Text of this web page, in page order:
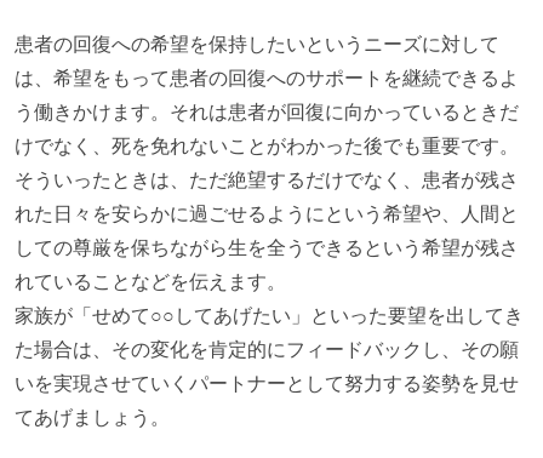
患者の回復への希望を保持したいというニーズに対して
は、希望をもって患者の回復へのサポートを継続できるよ
う働きかけます。それは患者が回復に向かっているときだ
けでなく、死を免れないことがわかった後でも重要です。
そういったときは、ただ絶望するだけでなく、患者が残さ
れた日々を安らかに過ごせるようにという希望や、人間と
しての尊厳を保ちながら生を全うできるという希望が残さ
れていることなどを伝えます。
家族が「せめて○○してあげたい」といった要望を出してき
た場合は、その変化を肯定的にフィードバックし、その願
いを実現させていくパートナーとして努力する姿勢を見せ
てあげましょう。